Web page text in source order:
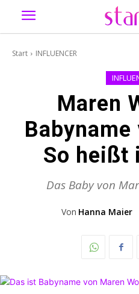
Start INFLUENCER
Maren
So heißt
Das Baby von
Von Hanna Maier